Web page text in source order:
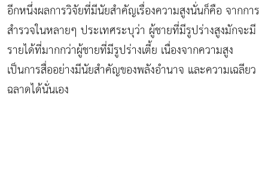
อีกหนึ่งผลการวิจัยที่มีนัยสำคัญเรื่องความสูงนั่นก็คือ จากการ
สำรวจในหลายๆ ประเทศระบุว่า ผู้ชายที่มีรูปร่างสูงมักจะมี
รายได้ที่มากกว่าผู้ชายที่มีรูปร่างเตี้ย เนื่องจากความสูง
เป็นการสื่ออย่างมีนัยสำคัญของพลังอำนาจ และความเฉลียว
ฉลาดได้นั่นเอง